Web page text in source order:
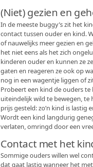
(Niet) gezien en
In de meeste buggy’s zit het
contact tussen ouder en kind.
of nauwelijks meer gezien en
het niet eens als het zich
kinderen ouder en kunnen ze
gaten en reageren ze ook op
nog in een wagentje liggen of
Probeert een kind de ouders
uiteindelijk wild te bewegen,
prijs gesteld: zo’n kind is
Wordt een kind langdurig
verlaten, omringd door een
Contact met het
Sommige ouders willen wel
dat gaat lastig wanneer het